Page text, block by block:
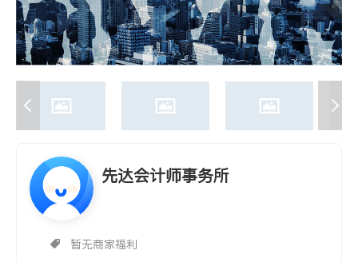
先达会计师事务所
暂无商家福利